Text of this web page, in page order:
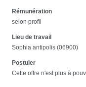
Rémunération
selon profil
Lieu de travail
Sophia antipolis (06900)
Postuler
Cette offre n'est plus à